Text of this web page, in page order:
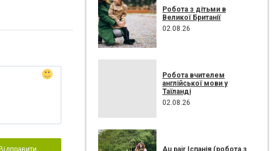
Відправити
Робота з дітьми в
Великої Британії
02.08.26
Робота вчителем
англійської мови у
Таїланді
02.08.26
Au pair Іспанія (робота з